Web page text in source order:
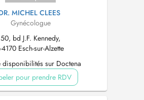
MICHEL CLEES
Gynécologue
50, bd J.F. Kennedy,
4170 Esch-sur-Alzette
disponibilités sur Doctena
pour prendre RDV